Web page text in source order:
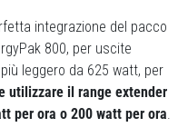
integrazione del pacco
800, per uscite
leggero da 625 watt, per
utilizzare il range extender
per ora o 200 watt per ora